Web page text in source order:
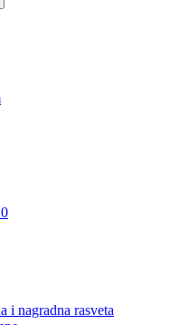
i nagradna rasveta